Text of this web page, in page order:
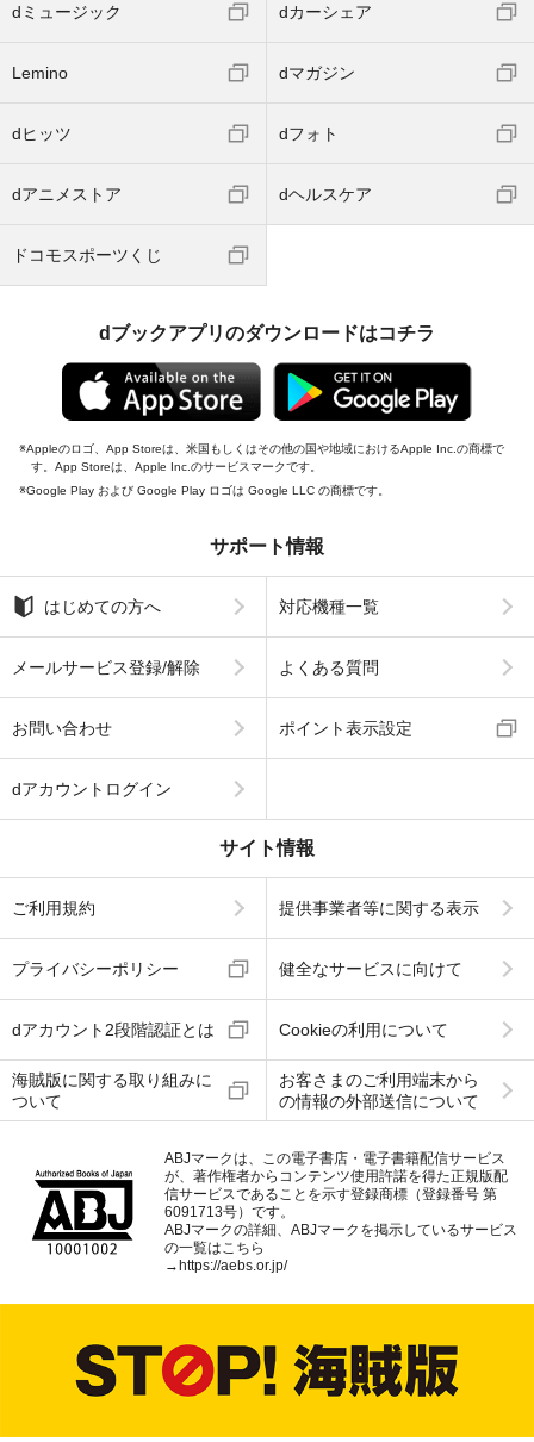
dミュージック dカーシェア
Lemino dマガジン
dヒッツ dフォト
dアニメストア dヘルスケア
ドコモスポーツくじ
dブックアプリのダウンロードはコチラ
Appleのロゴ、App Storeは、米国もしくはその他の国や地域におけるApple Inc.の商標で
す。App Storeは、Apple Inc.のサービスマークです。
Google Play および Google Play ロゴは Google LLC の商標です。
サポート情報
はじめての方へ 対応機種一覧
メールサービス登録/解除 よくある質問
お問い合わせ ポイント表示設定
dアカウントログイン
サイト情報
ご利用規約 提供事業者等に関する表示
プライバシーポリシー 健全なサービスに向けて
dアカウント2段階認証とは Cookieの利用について
海賊版に関する取り組みに
ついて
お客さまのご利用端末から
の情報の外部送信について
ABJマークは、この電子書店・電子書籍配信サービス
が、著作権者からコンテンツ使用許諾を得た正規版配
信サービスであることを示す登録商標（登録番号 第
6091713号）です。
ABJマークの詳細、ABJマークを掲示しているサービス
の一覧はこちら
→ https://aebs.or.jp/